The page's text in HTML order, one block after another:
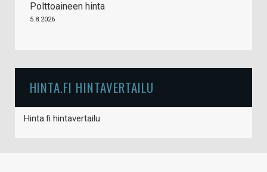
Polttoaineen hinta
5.8.2026
HINTA.FI HINTAVERTAILU
Hinta.fi hintavertailu